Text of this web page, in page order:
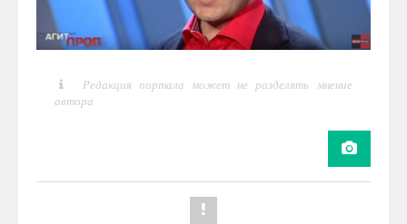
Редакция портала может не разделять мнение
автора